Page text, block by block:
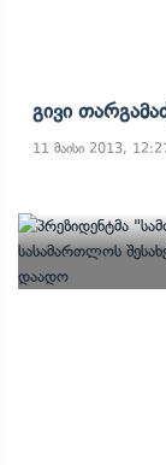
Გივი
11 მაისი 2013,